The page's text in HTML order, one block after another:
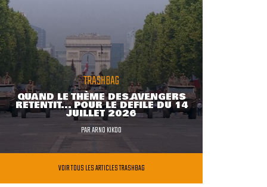
TRASHBAG
QUAND LE THÈME DES AVENGERS
RETENTIT... POUR LE DÉFILÉ DU 14
JUILLET 2026
PARARNO KIKOO
VOIR TOUS LES ARTICLES TRASHBAG